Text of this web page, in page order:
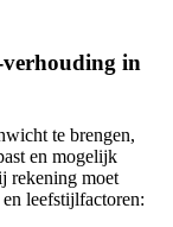
verhouding in
te brengen,
en mogelijk
rekening moet
leefstijlfactoren: